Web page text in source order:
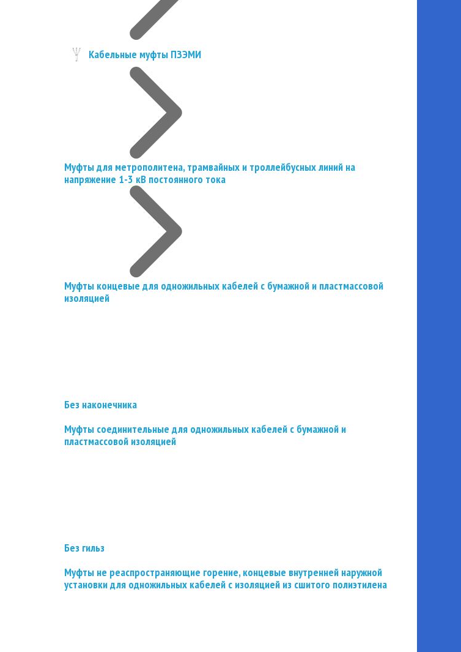
Кабельные муфты ПЗЭМИ
Муфты для метрополитена, трамвайных и троллейбусных линий на
напряжение 1-3 кВ постоянного тока
Муфты концевые для одножильных кабелей с бумажной и пластмассовой
изоляцией
Без наконечника
Муфты соединительные для одножильных кабелей с бумажной и
пластмассовой изоляцией
Без гильз
Муфты не реаспространяющие горение, концевые внутренней наружной
установки для одножильных кабелей с изоляцией из сшитого полиэтилена